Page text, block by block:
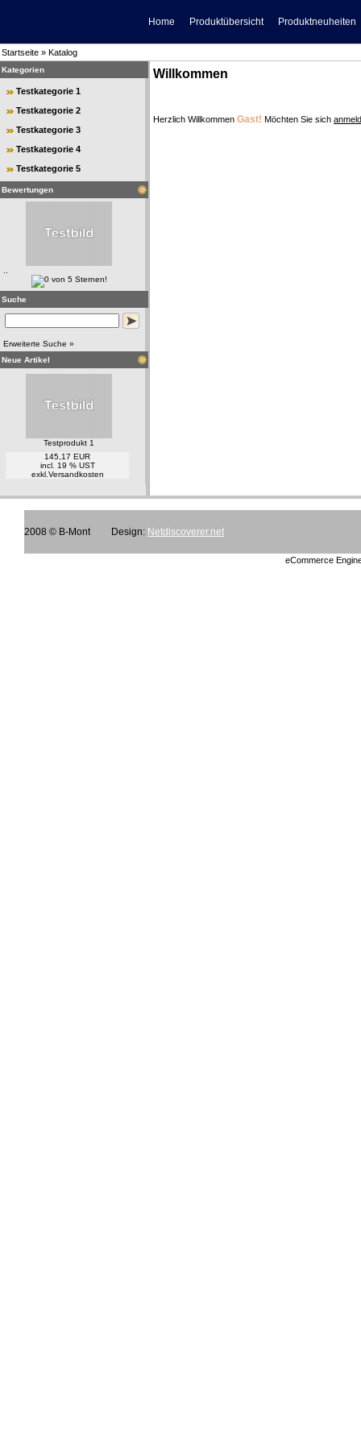
Home Produktübersicht Produktneuheiten
Startseite » Katalog
Kategorien
Testkategorie 1
Testkategorie 2
Testkategorie 3
Testkategorie 4
Testkategorie 5
Bewertungen
Suche
Erweiterte Suche »
Neue Artikel
Testprodukt 1
145,17 EUR
incl. 19 % UST
exkl. Versandkosten
Willkommen
Herzlich Willkommen Gast! Möchten Sie sich
2008 © B-Mont Design: Netdiscoverer.net
eCommerce